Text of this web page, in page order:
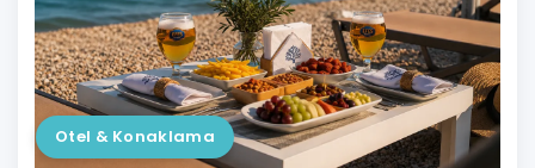
Otel & Konaklama